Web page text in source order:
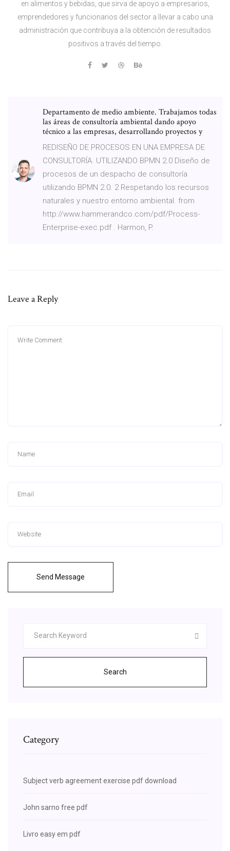
en alimentos y bebidas, que sirva de apoyo a empresarios,
emprendedores y funcionarios del sector a llevar a cabo una
administración que contribuya a la obtención de resultados
positivos a través del tiempo.
Departamento de medio ambiente. Trabajamos todas
las áreas de consultoría ambiental dando apoyo
técnico a las empresas, desarrollando proyectos y
REDISEÑO DE PROCESOS EN UNA EMPRESA DE
CONSULTORÍA. UTILIZANDO BPMN 2.0 Diseño de
procesos de un despacho de consultoría
utilizando BPMN 2.0. 2 Respetando los recursos
naturales y nuestro entorno ambiental. from
http://www.hammerandco.com/pdf/Process-
Enterprise-exec.pdf . Harmon, P.
Leave a Reply
Send Message
Search
Category
Subject verb agreement exercise pdf download
John sarno free pdf
Livro easy em pdf